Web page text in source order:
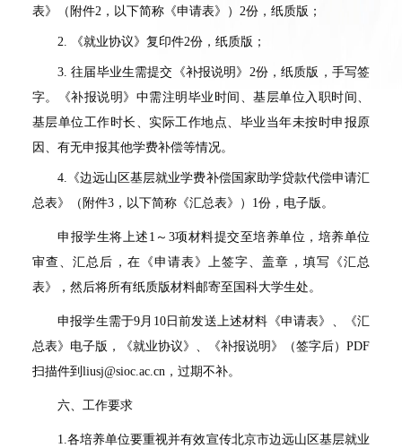
表》（附件2 ，以下简称《申请表》） 2份，纸质版；
2. 《就业协议》复印件2份，纸质版；
3.往届毕业生需提交《补报说明》 2份，纸质版，手写签
字。《补报说明》中需注明毕业时间、基层单位入职时间、
基层单位工作时长、实际工作地点、毕业当年未按时申报原
因、有无申报其他学费补偿等情况。
4. 《边远山区基层就业学费补偿国家助学贷款代偿申请汇
总表》（附件3 ，以下简称《汇总表》） 1份，电子版。
申报学生将上述 1 ～ 3项材料提交至培养单位，培养单位
审查、汇总后，在《申请表》上签字、盖章，填写《汇总
表》，然后将所有纸质版材料邮寄至国科大学生处。
申报学生需于9月 10日前发送上述材料《申请表》、《汇
总表》电子版，《就业协议》、《补报说明》（签字后） PDF
扫描件到 liusj@sioc.ac.cn ，过期不补。
六、工作要求
1.各培养单位要重视并有效宣传北京市边远山区基层就业